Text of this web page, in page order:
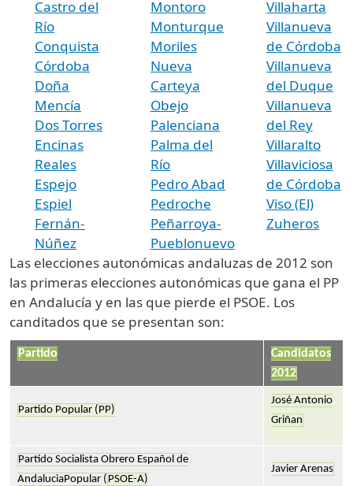
Castro del
Río
Conquista
Córdoba
Doña
Mencía
Dos Torres
Encinas
Reales
Espejo
Espiel
Fernán-
Núñez
Montoro
Monturque
Moriles
Nueva
Carteya
Obejo
Palenciana
Palma del
Río
Pedro Abad
Pedroche
Peñarroya-
Pueblonuevo
Villaharta
Villanueva
de Córdoba
Villanueva
del Duque
Villanueva
del Rey
Villaralto
Villaviciosa
de Córdoba
Viso (El)
Zuheros
Las elecciones autonómicas andaluzas de 2012 son
las primeras elecciones autonómicas que gana el PP
en Andalucía y en las que pierde el PSOE. Los
canditados que se presentan son:
Partido
Candidatos
2012
Partido Popular (PP)
José Antonio
Griñan
Partido Socialista Obrero Español de
AndaluciaPopular ( PSOE-A)
Javier Arenas